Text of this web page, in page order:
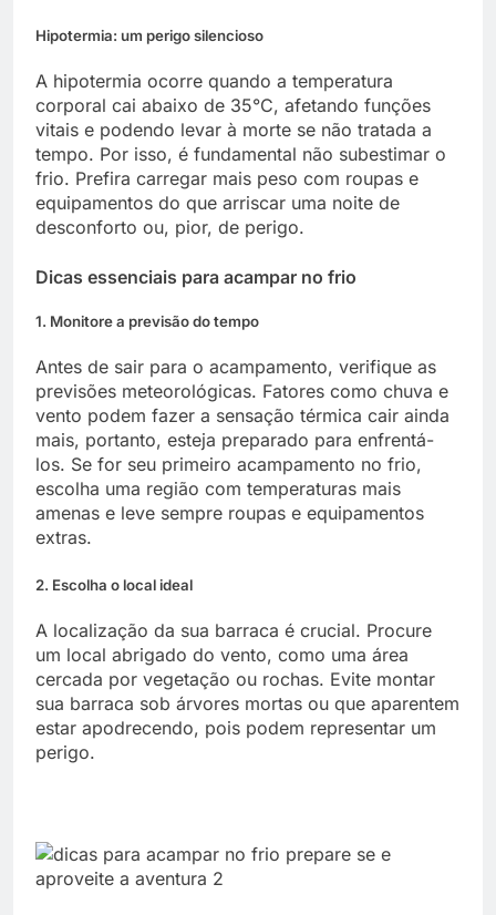
Hipotermia: um perigo silencioso
A hipotermia ocorre quando a temperatura
corporal cai abaixo de 35°C, afetando funções
vitais e podendo levar à morte se não tratada a
tempo. Por isso, é fundamental não subestimar o
frio. Prefira carregar mais peso com roupas e
equipamentos do que arriscar uma noite de
desconforto ou, pior, de perigo.
Dicas essenciais para acampar no frio
1. Monitore a previsão do tempo
Antes de sair para o acampamento, verifique as
previsões meteorológicas. Fatores como chuva e
vento podem fazer a sensação térmica cair ainda
mais, portanto, esteja preparado para enfrentá-
los. Se for seu primeiro acampamento no frio,
escolha uma região com temperaturas mais
amenas e leve sempre roupas e equipamentos
extras.
2. Escolha o local ideal
A localização da sua barraca é crucial. Procure
um local abrigado do vento, como uma área
cercada por vegetação ou rochas. Evite montar
sua barraca sob árvores mortas ou que aparentem
estar apodrecendo, pois podem representar um
perigo.